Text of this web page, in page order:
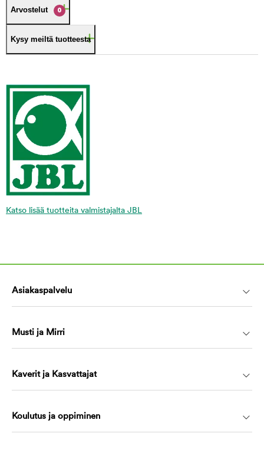
Arvostelut 0
Kysy meiltä tuotteesta
Katso lisää tuotteita valmistajalta JBL
Asiakaspalvelu
Musti ja Mirri
Kaverit ja Kasvattajat
Koulutus ja oppiminen